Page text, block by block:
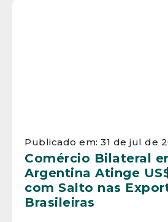
Publicado em: 31 de jul de
Comércio Bilateral
Argentina Atinge
com Salto nas
Brasileiras